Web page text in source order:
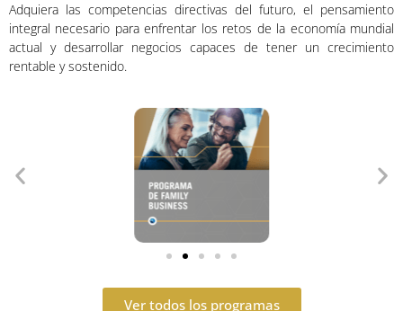
Adquiera las competencias directivas del futuro, el pensamiento
integral necesario para enfrentar los retos de la economía mundial
actual y desarrollar negocios capaces de tener un crecimiento
rentable y sostenido.
Ver todos los programas